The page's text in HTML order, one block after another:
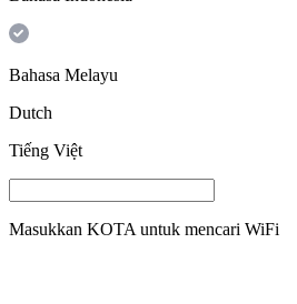
Bahasa Melayu
Dutch
Tiếng Việt
Masukkan KOTA untuk mencari WiFi